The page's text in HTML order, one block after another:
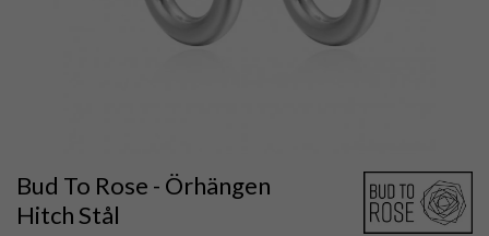
Bud To Rose - Örhängen
Hitch Stål